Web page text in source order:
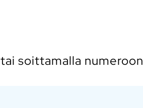
tai soittamalla numeroon